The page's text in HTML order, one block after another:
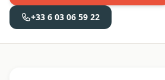
+33 6 03 06 59 22